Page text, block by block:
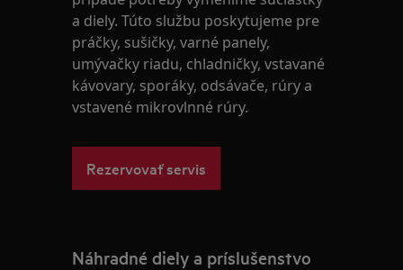
a diely. Túto službu poskytujeme pre
práčky, sušičky, varné panely,
umývačky riadu, chladničky, vstavané
kávovary, sporáky, odsávače, rúry a
vstavené mikrovlnné rúry.
Rezervovať servis
Náhradné diely a príslušenstvo